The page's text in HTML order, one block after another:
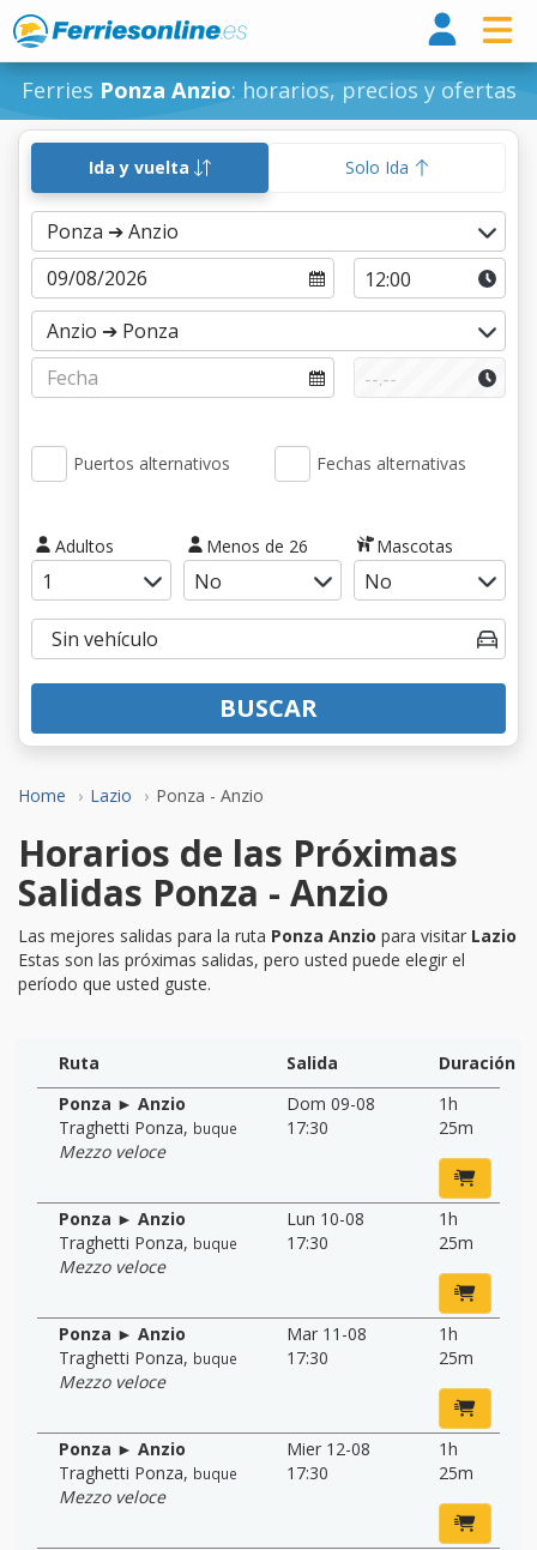
Ferries Ponza Anzio: horarios, precios y ofertas
Home Lazio Ponza - Anzio
Ida y vuelta Solo Ida
Puertos alternativos Fechas alternativas
Adultos Menos de 26 Mascotas
BUSCAR
Horarios de las Próximas
Salidas Ponza - Anzio
Las mejores salidas para la ruta Ponza Anzio para visitar Lazio
Estas son las próximas salidas, pero usted puede elegir el
período que usted guste.
Ruta Salida
Duración
Ponza ► Anzio
Traghetti Ponza, buque
Mezzo veloce
Dom 09-08
17:30
1h
25m
Ponza ► Anzio
Traghetti Ponza, buque
Mezzo veloce
Lun 10-08
17:30
1h
25m
Ponza ► Anzio
Traghetti Ponza, buque
Mezzo veloce
Mar 11-08
17:30
1h
25m
Ponza ► Anzio
Traghetti Ponza, buque
Mezzo veloce
Mier 12-08
17:30
1h
25m